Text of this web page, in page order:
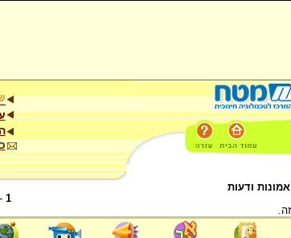
אמונות ודעות
1
-